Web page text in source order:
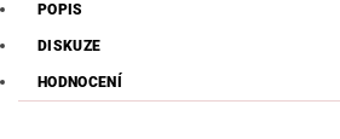
POPIS
DISKUZE
HODNOCENÍ